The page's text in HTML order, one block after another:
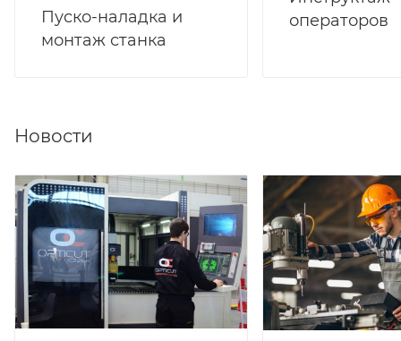
Пуско-наладка и
монтаж станка
операторов
Новости